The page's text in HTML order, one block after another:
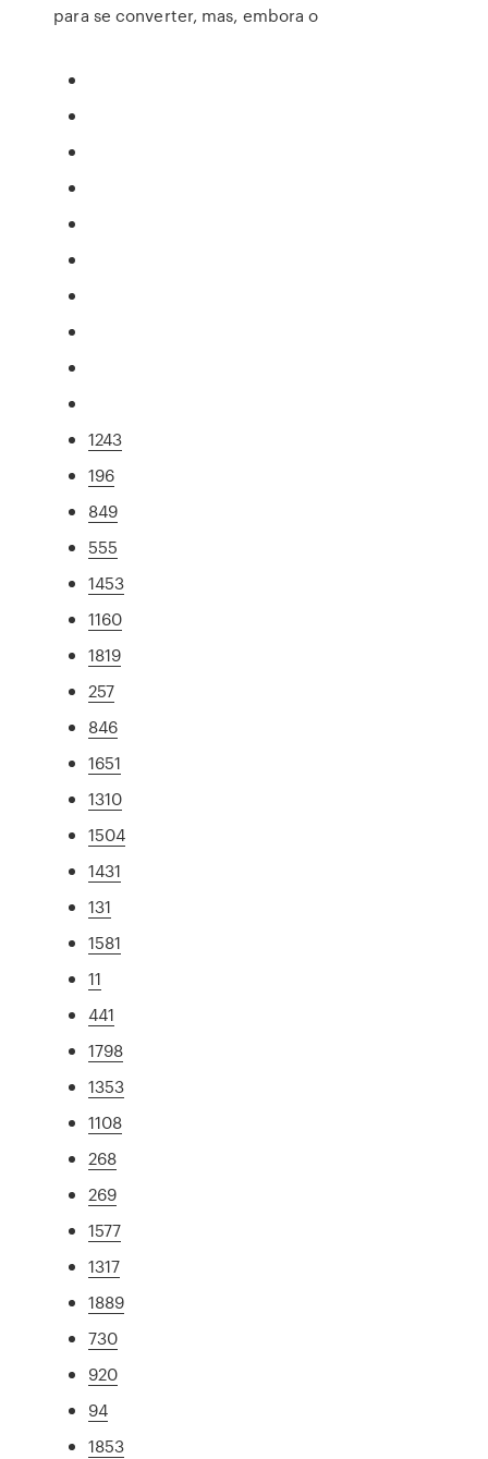
para se converter, mas, embora o
1243
196
849
555
1453
1160
1819
257
846
1651
1310
1504
1431
131
1581
11
441
1798
1353
1108
268
269
1577
1317
1889
730
920
94
1853